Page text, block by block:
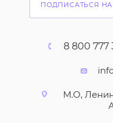
ПОДПИСАТЬСЯ
8 800 777
М.О,